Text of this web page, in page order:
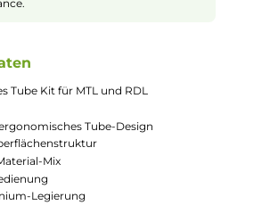
Bedienung
2100 mAh Akku ermöglicht eine
von bis zu 40 Watt. Die
erfolgt über einen griffig
Ein brillantes OLED Monochrom-
Unterseite zeigt Akkustand, Leistung
an. Ein 360° LED Farbring visualisiert
Betriebsstatus. Die Bedienung des EZ